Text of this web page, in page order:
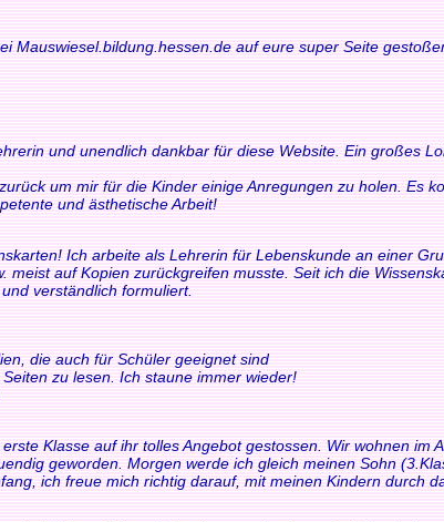
Mauswiesel.bildung.hessen.de auf eure super Seite
und unendlich dankbar für diese Website. Ein großes
um mir für die Kinder einige Anregungen zu holen. Es
und ästhetische Arbeit!
Ich arbeite als Lehrerin für Lebenskunde an einer
meist auf Kopien zurückgreifen musste. Seit ich die
verständlich formuliert.
die auch für Schüler geeignet sind
zu lesen. Ich staune immer wieder!
Klasse auf ihr tolles Angebot gestossen. Wir wohnen
geworden. Morgen werde ich gleich meinen Sohn
ich freue mich richtig darauf, mit meinen Kindern durch